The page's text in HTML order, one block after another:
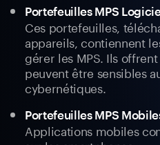
Portefeuilles MPS
Ces portefeuilles,
appareils, contiennent
gérer les MPS. Ils
peuvent être sensibles
cybernétiques.
Portefeuilles MPS
Applications mobiles